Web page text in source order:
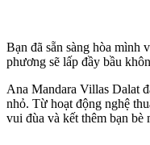
Bạn đã sẵn sàng hòa mình
phương sẽ lấp đầy bầu
Ana Mandara Villas Dalat
nhỏ. Từ hoạt động nghệ
vui đùa và kết thêm bạn bè